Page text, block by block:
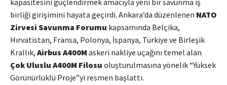
kapasitesini güçlendirmek amacıyla yeni bir savunma iş
birliği girişimini hayata geçirdi. Ankara’da düzenlenen NATO
Zirvesi Savunma Forumu kapsamında Belçika,
Hırvatistan, Fransa, Polonya, İspanya, Türkiye ve Birleşik
Krallık, Airbus A400M askeri nakliye uçağını temel alan
Çok Uluslu A400M Filosu oluşturulmasına yönelik “Yüksek
Görünürlüklü Proje”yi resmen başlattı.